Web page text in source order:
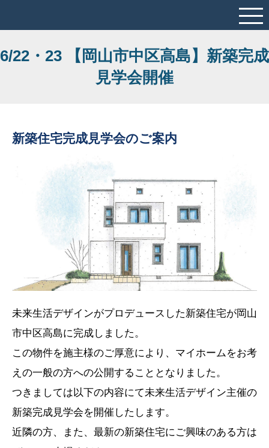
6/22・23 【岡山市中区高島】新築完成
見学会開催
新築住宅完成見学会のご案内
未来生活デザインがプロデュースした新築住宅が岡山
市中区高島に完成しました。
この物件を施主様のご厚意により、マイホームをお考
えの一般の方への公開することとなりました。
つきましては以下の内容にて未来生活デザイン主催の
新築完成見学会を開催したします。
近隣の方、また、最新の新築住宅にご興味のある方は